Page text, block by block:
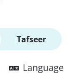
Tafseer
Language